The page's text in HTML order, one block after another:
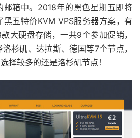
邮箱中。2018年的黑色星期五即将
黑五特价KVM VPS服务器方案，有
大硬盘存储，一共9个参加促销，
杉矶、达拉斯、德国等7个节点，
择较多的还是洛杉矶节点！